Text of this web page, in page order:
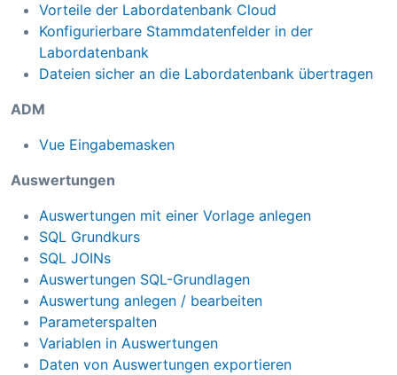
Vorteile der Labordatenbank Cloud
Konfigurierbare Stammdatenfelder in der
Labordatenbank
Dateien sicher an die Labordatenbank übertragen
ADM
Vue Eingabemasken
Auswertungen
Auswertungen mit einer Vorlage anlegen
SQL Grundkurs
SQL JOINs
Auswertungen SQL-Grundlagen
Auswertung anlegen / bearbeiten
Parameterspalten
Variablen in Auswertungen
Daten von Auswertungen exportieren